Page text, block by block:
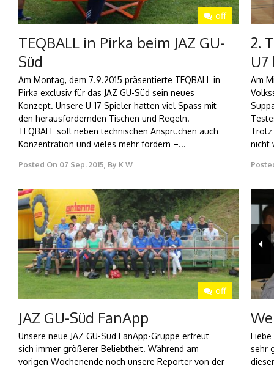
off
TEQBALL in Pirka beim JAZ GU-
Süd
Am Montag, dem 7.9.2015 präsentierte TEQBALL in
Pirka exclusiv für das JAZ GU-Süd sein neues
Konzept. Unsere U-17 Spieler hatten viel Spass mit
den herausfordernden Tischen und Regeln.
TEQBALL soll neben technischen Ansprüchen auch
Konzentration und vieles mehr fordern –...
Posted On 07 Sep. 2015, By K W
2.
U7
Am
Trotz
nicht
off
JAZ GU-Süd FanApp
Unsere neue JAZ GU-Süd FanApp-Gruppe erfreut
sich immer größerer Beliebtheit. Während am
vorigen Wochenende noch unsere Reporter von der
Liebe
sehr